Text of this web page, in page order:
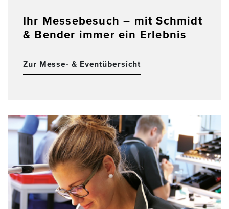
Ihr Messebesuch – mit Schmidt
& Bender immer ein Erlebnis
Zur Messe- & Eventübersicht